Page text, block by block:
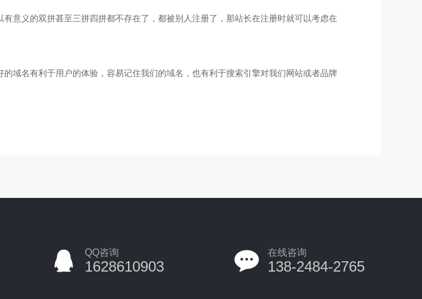
意义的双拼甚至三拼四拼都不存在了，都被别人注册了，那站长在注册时就可以考虑在
域名有利于用户的体验，容易记住我们的域名，也有利于搜索引擎对我们网站或者品牌
QQ咨询
1628610903
在线咨询
138-2484-2765